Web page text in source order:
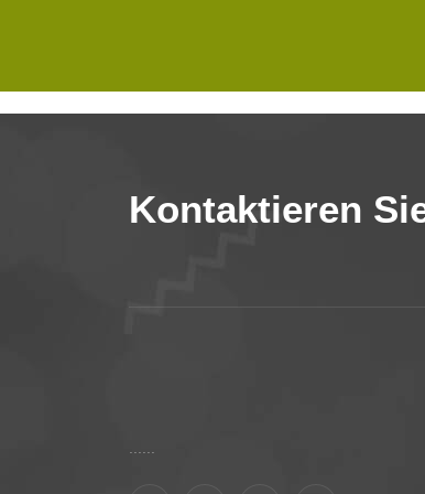
Kontaktieren